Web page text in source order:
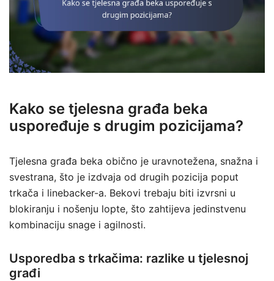
Kako se tjelesna građa beka
uspoređuje s drugim pozicijama?
Tjelesna građa beka obično je uravnotežena, snažna i
svestrana, što je izdvaja od drugih pozicija poput
trkača i linebacker-a. Bekovi trebaju biti izvrsni u
blokiranju i nošenju lopte, što zahtijeva jedinstvenu
kombinaciju snage i agilnosti.
Usporedba s trkačima: razlike u tjelesnoj
građi